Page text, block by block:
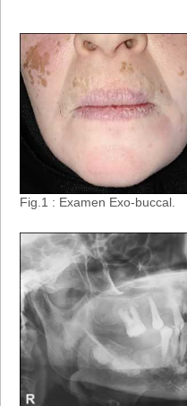
Fig.1 : Examen Exo-buccal.